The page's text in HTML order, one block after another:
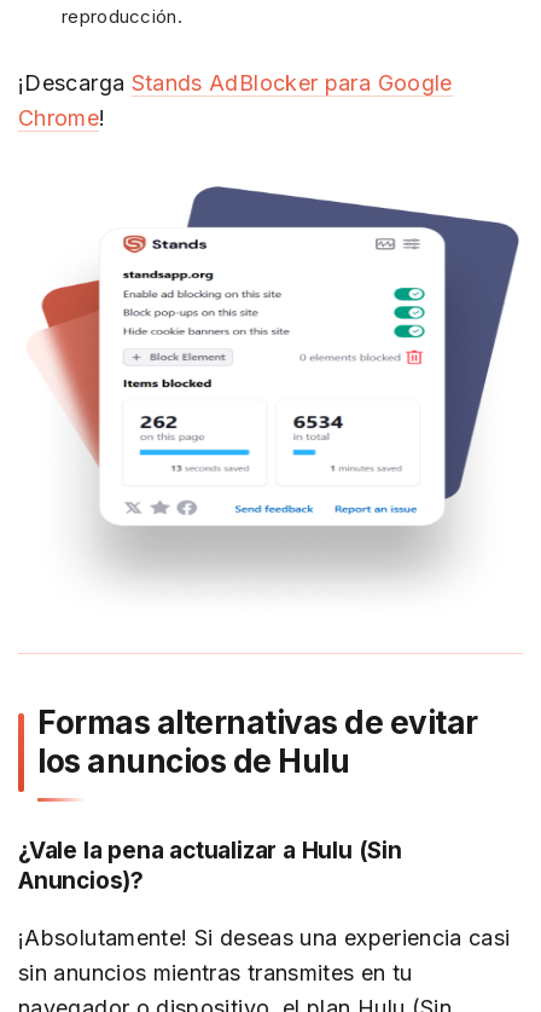
reproducción.
¡Descarga Stands AdBlocker para Google
Chrome!
Formas alternativas de evitar
los anuncios de Hulu
¿Vale la pena actualizar a Hulu (Sin
Anuncios)?
¡Absolutamente! Si deseas una experiencia casi
sin anuncios mientras transmites en tu